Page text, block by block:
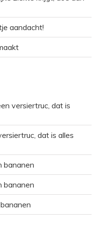
aandacht!
versiertruc, dat is
dat is alles
bananen
bananen